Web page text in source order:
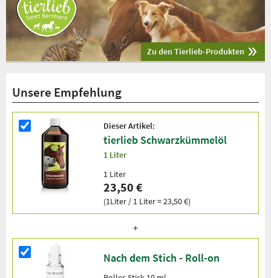
Zu den Tierlieb-Produkten
Unsere Empfehlung
Dieser Artikel:
tierlieb Schwarzkümmelöl
1 Liter
1 Liter
23,50 €
(1Liter / 1 Liter = 23,50 €)
Nach dem Stich - Roll-on